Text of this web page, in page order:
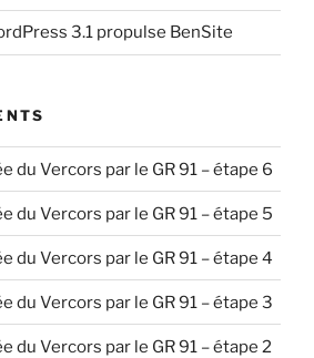
3.1 propulse BenSite
du Vercors par le GR 91 – étape 6
du Vercors par le GR 91 – étape 5
du Vercors par le GR 91 – étape 4
du Vercors par le GR 91 – étape 3
du Vercors par le GR 91 – étape 2